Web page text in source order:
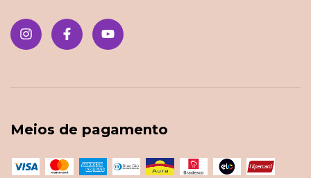
Meios de pagamento